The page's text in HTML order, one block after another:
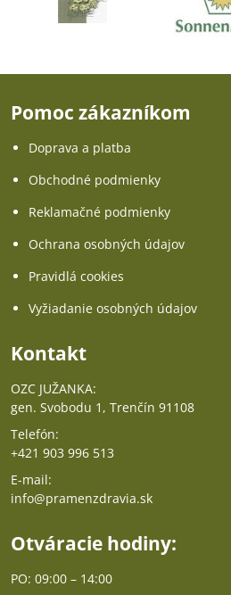
Pomoc zákazníkom
Doprava a platba
Obchodné podmienky
Reklamačné podmienky
Ochrana osobných údajov
Pravidlá cookies
Vyžiadanie osobných údajov
Kontakt
OZC JUŽANKA:
gen. Svobodu 1, Trenčín 91108
Telefón:
+421 903 996 513
E-mail:
info@pramenzdravia.sk
Otváracie hodiny:
PO: 09:00 – 14:00